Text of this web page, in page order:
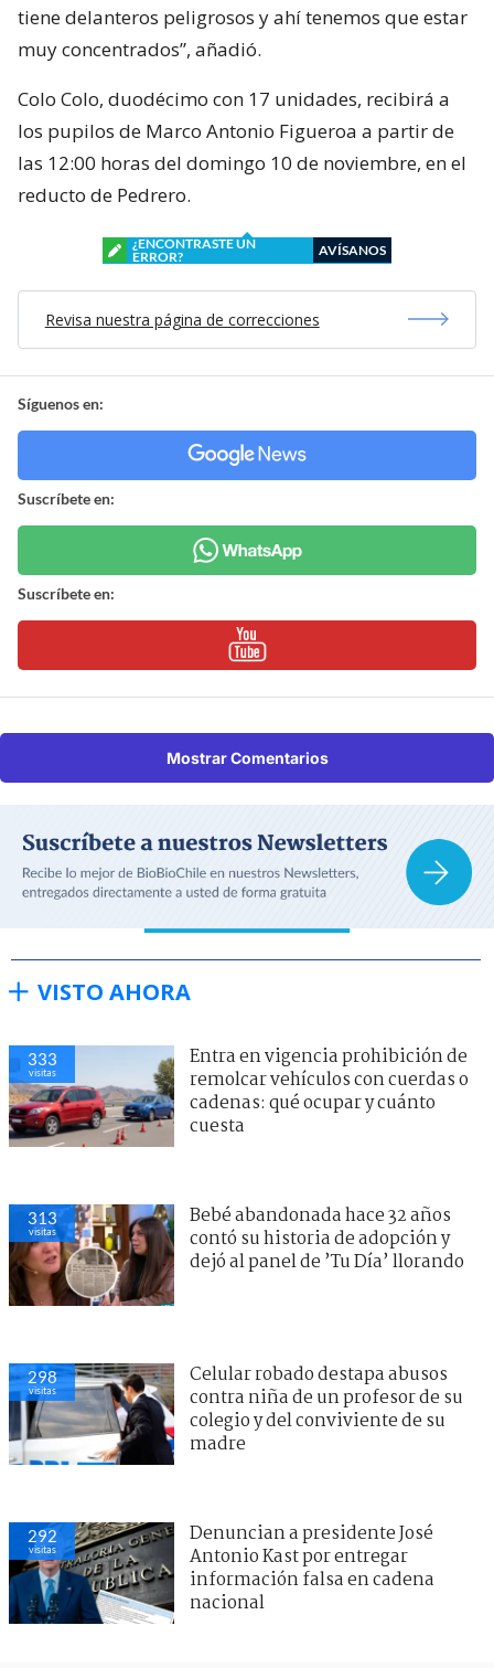
tiene delanteros peligrosos y ahí tenemos que estar
muy concentrados”, añadió.
Colo Colo, duodécimo con 17 unidades, recibirá a
los pupilos de Marco Antonio Figueroa a partir de
las 12:00 horas del domingo 10 de noviembre, en el
reducto de Pedrero.
¿ENCONTRASTE UN
ERROR?
AVÍSANOS
Revisa nuestra página de correcciones
Síguenos en:
Suscríbete en:
Suscríbete en:
Mostrar Comentarios
VISTO AHORA
333
visitas
Entra en vigencia prohibición de
remolcar vehículos con cuerdas o
cadenas: qué ocupar y cuánto
cuesta
313
visitas
Bebé abandonada hace 32 años
contó su historia de adopción y
dejó al panel de ’Tu Día’ llorando
298
visitas
Celular robado destapa abusos
contra niña de un profesor de su
colegio y del conviviente de su
madre
292
visitas
Denuncian a presidente José
Antonio Kast por entregar
información falsa en cadena
nacional